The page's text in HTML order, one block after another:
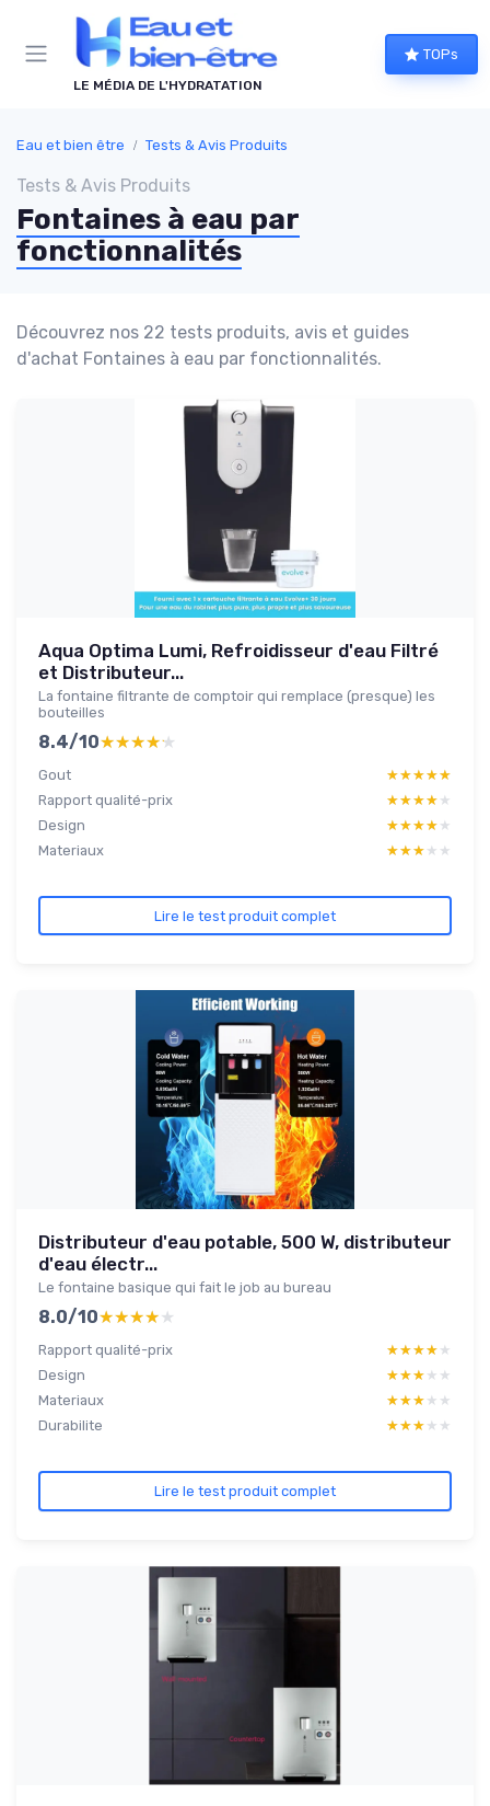
LE MÉDIA DE L'HYDRATATION
TOPs
Eau et bien être Tests & Avis Produits
Tests & Avis Produits
Fontaines à eau par
fonctionnalités
Découvrez nos 22 tests produits, avis et guides
d'achat Fontaines à eau par fonctionnalités.
Aqua Optima Lumi, Refroidisseur d'eau Filtré
et Distributeur...
La fontaine filtrante de comptoir qui remplace (presque) les
bouteilles
8.4/10★★★★★
★★★★★
Gout ★★★★★
★★★★★
Rapport qualité-prix
★★★★★
★★★★★
Design
★★★★★
★★★★★
Materiaux
★★★★★
★★★★★
Lire le test produit complet
Distributeur d'eau potable, 500 W, distributeur
d'eau électr...
Le fontaine basique qui fait le job au bureau
8.0/10★★★★★
★★★★★
Rapport qualité-prix ★★★★★
★★★★★
Design
★★★★★
★★★★★
Materiaux
★★★★★
★★★★★
Durabilite
★★★★★
★★★★★
Lire le test produit complet
Panneau de gestion des cookies